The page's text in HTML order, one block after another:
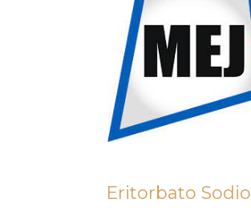
Eritorbato Sodio